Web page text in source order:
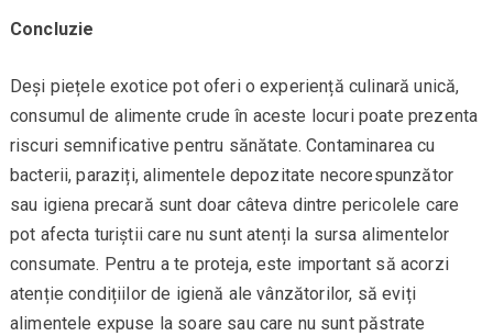
Concluzie
Deși piețele exotice pot oferi o experiență culinară unică,
consumul de alimente crude în aceste locuri poate prezenta
riscuri semnificative pentru sănătate. Contaminarea cu
bacterii, paraziți, alimentele depozitate necorespunzător
sau igiena precară sunt doar câteva dintre pericolele care
pot afecta turiștii care nu sunt atenți la sursa alimentelor
consumate. Pentru a te proteja, este important să acorzi
atenție condițiilor de igienă ale vânzătorilor, să eviți
alimentele expuse la soare sau care nu sunt păstrate